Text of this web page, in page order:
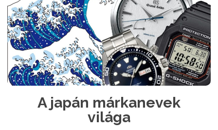
A japán márkanevek
világa